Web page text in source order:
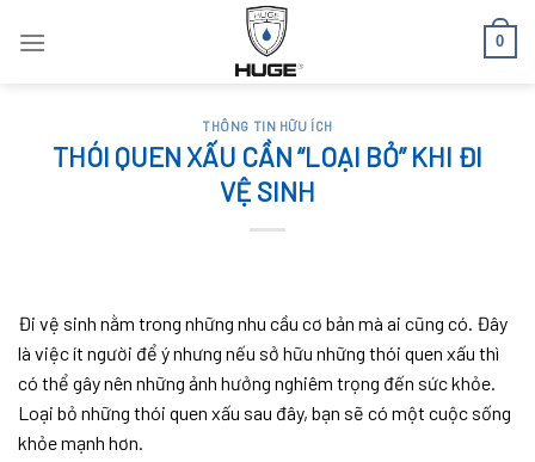
0
THÔNG TIN HỮU ÍCH
THÓI QUEN XẤU CẦN “LOẠI BỎ” KHI ĐI
VỆ SINH
Đi vệ sinh nằm trong những nhu cầu cơ bản mà ai cũng có. Đây
là việc ít người để ý nhưng nếu sở hữu những thói quen xấu thì
có thể gây nên những ảnh hưởng nghiêm trọng đến sức khỏe.
Loại bỏ những thói quen xấu sau đây, bạn sẽ có một cuộc sống
khỏe mạnh hơn.